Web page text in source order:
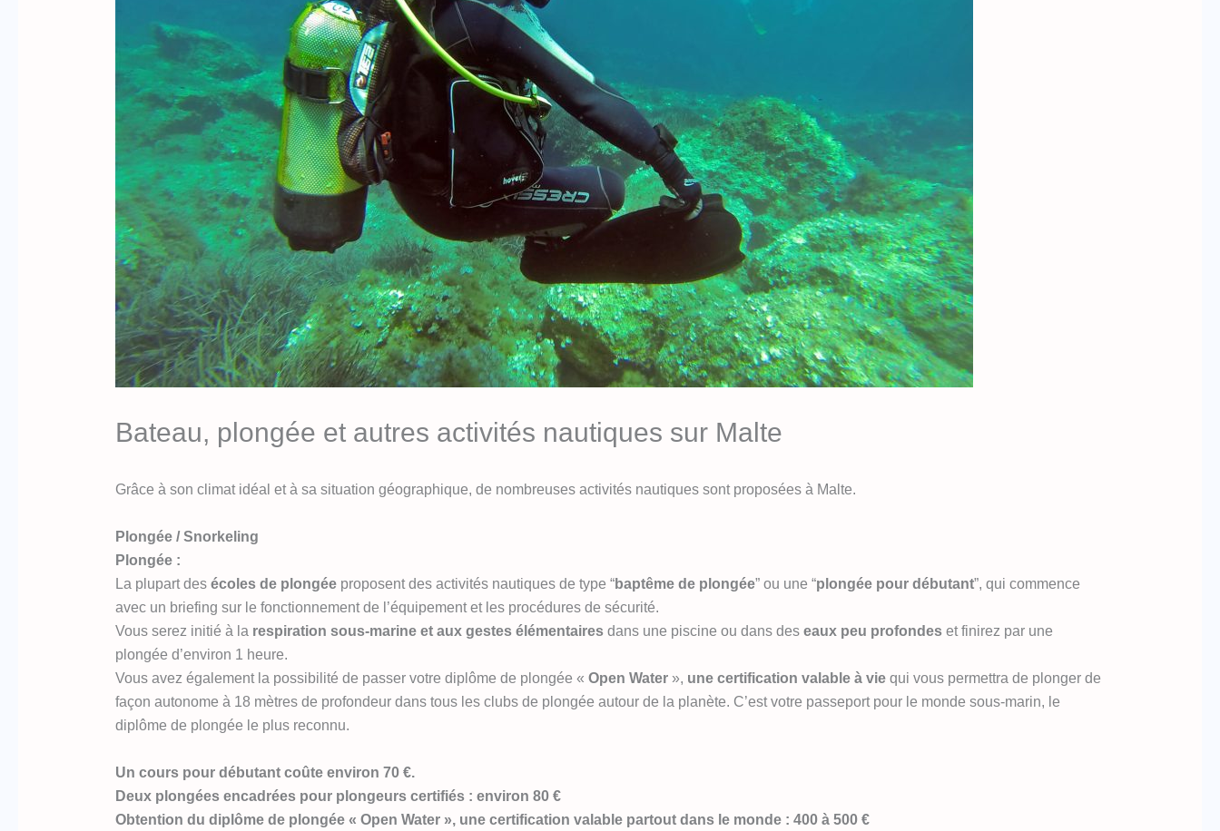
Bateau, plongée et autres activités nautiques sur Malte
Grâce à son climat idéal et à sa situation géographique, de nombreuses activités nautiques sont proposées à Malte.
Plongée / Snorkeling
Plongée :
La plupart des écoles de plongéeproposent des activités nautiques de type “baptême de plongée” ou une “plongée pour débutant”, qui commence
avec un briefing sur le fonctionnement de l’équipement et les procédures de sécurité.
Vous serez initié à la respiration sous-marine et aux gestes élémentairesdans une piscine ou dans des eaux peu profondeset finirez par une
plongée d’environ 1 heure.
Vous avez également la possibilité de passer votre diplôme de plongée « Open Water», une certification valable à viequi vous permettra de plonger de
façon autonome à 18 mètres de profondeur dans tous les clubs de plongée autour de la planète. C’est votre passeport pour le monde sous-marin, le
diplôme de plongée le plus reconnu.
Un cours pour débutant coûte environ 70 €.
Deux plongées encadrées pour plongeurs certifiés : environ 80 €
Obtention du diplôme de plongée « Open Water », une certification valable partout dans le monde : 400 à 500 €